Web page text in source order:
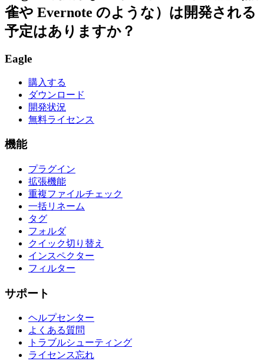
雀や Evernote のような）は開発される
予定はありますか？
Eagle
購入する
ダウンロード
開発状況
無料ライセンス
機能
プラグイン
拡張機能
重複ファイルチェック
一括リネーム
タグ
フォルダ
クイック切り替え
インスペクター
フィルター
サポート
ヘルプセンター
よくある質問
トラブルシューティング
ライセンス忘れ